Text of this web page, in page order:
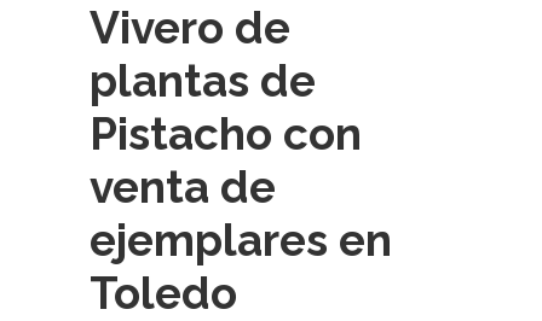
Vivero de
plantas de
Pistacho con
venta de
ejemplares en
Toledo